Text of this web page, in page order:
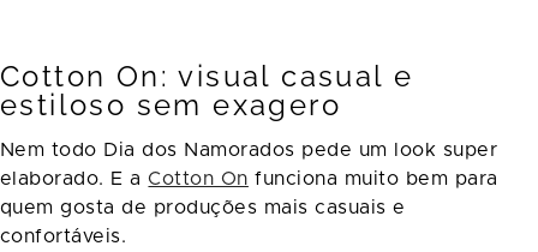
Cotton On: visual casual e
estiloso sem exagero
Nem todo Dia dos Namorados pede um look super
elaborado. E aCotton On funciona muito bem para
quem gosta de produções mais casuais e
confortáveis.